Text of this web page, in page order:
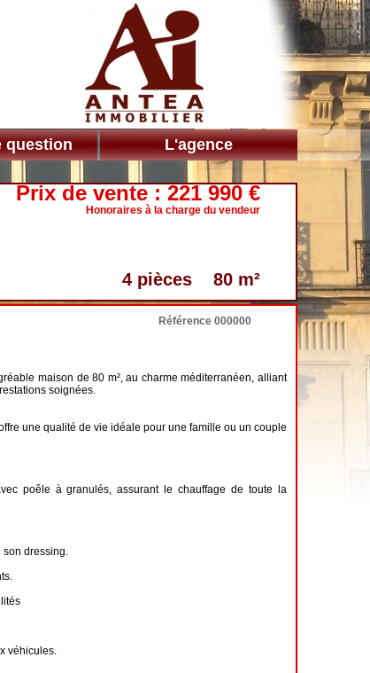
question L'agence
Prix de vente : 221 990 €
Honoraires à la charge du vendeur
4 pièces 80 m²
Référence 000000
maison de 80 m², au charme méditerranéen, alliant
soignées.
une qualité de vie idéale pour une famille ou un couple
poêle à granulés, assurant le chauffage de toute la
son dressing.
véhicules.